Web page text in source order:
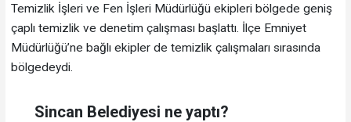
Temizlik İşleri ve Fen İşleri Müdürlüğü ekipleri bölgede geniş
çaplı temizlik ve denetim çalışması başlattı. İlçe Emniyet
Müdürlüğü’ne bağlı ekipler de temizlik çalışmaları sırasında
bölgedeydi.
Sincan Belediyesi ne yaptı?